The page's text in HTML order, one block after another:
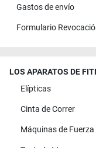
Gastos de envío
Formulario
LOS APARATOS DE
Elípticas
Cinta de Correr
Máquinas de Fuerza